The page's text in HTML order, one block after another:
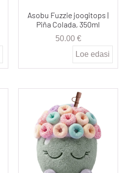
Asobu Fuzzie joogitops |
Piña Colada, 350ml
50.00 €
Loe edasi